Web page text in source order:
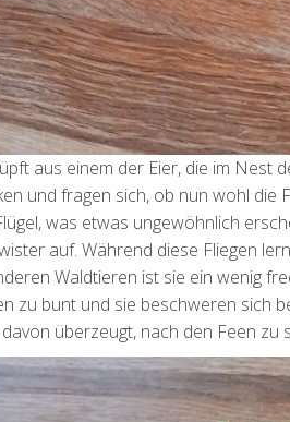
aus einem der Eier, die im Nest
und fragen sich, ob nun wohl
was etwas ungewöhnlich
auf. Während diese Fliegen
Waldtieren ist sie ein wenig
zu bunt und sie beschweren sich
davon überzeugt, nach den Feen